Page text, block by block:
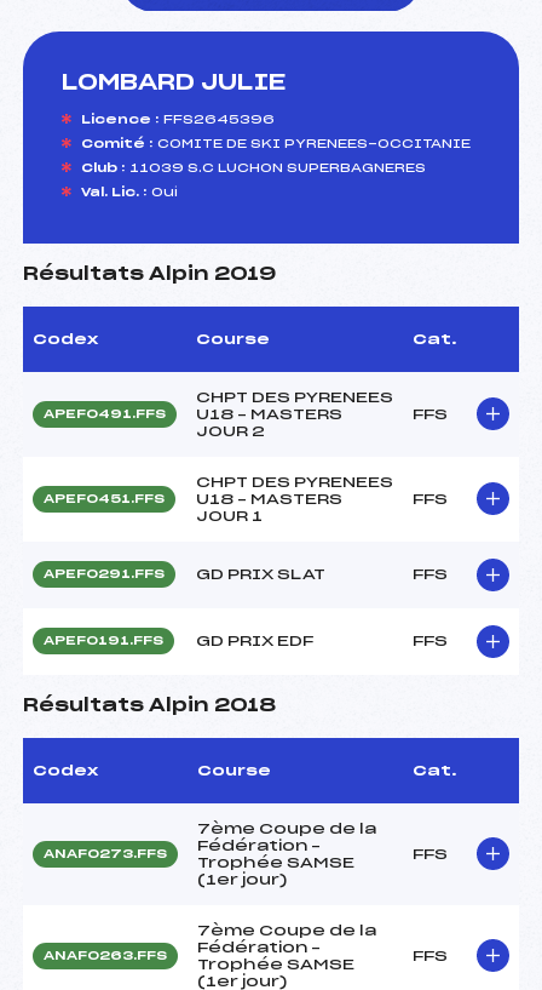
LOMBARD JULIE
Licence : FFS2645396
Comité : COMITE DE SKI PYRENEES-OCCITANIE
Club : 11039 S.C LUCHON SUPERBAGNERES
Val. Lic. : Oui
Résultats Alpin 2019
Codex Course Cat.
APEF0491.FFS
CHPT DES PYRENEES
U18 – MASTERS
JOUR 2
FFS
APEF0451.FFS
CHPT DES PYRENEES
U18 – MASTERS
JOUR 1
FFS
APEF0291.FFS GD PRIX SLAT FFS
APEF0191.FFS GD PRIX EDF FFS
Résultats Alpin 2018
Codex Course Cat.
ANAF0273.FFS
7ème Coupe de la
Fédération –
Trophée SAMSE
(1er jour)
FFS
ANAF0263.FFS
7ème Coupe de la
Fédération –
Trophée SAMSE
(1er jour)
FFS